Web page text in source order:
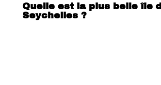
Quelle est la plus belle île
Seychelles ?